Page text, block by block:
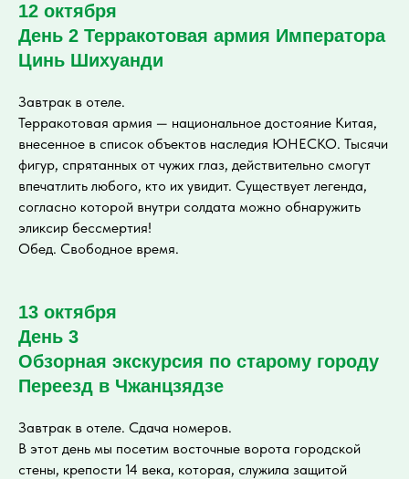
12 октября
День 2 Терракотовая армия Императора
Цинь Шихуанди
Завтрак в отеле.
Терракотовая армия — национальное достояние Китая,
внесенное в список объектов наследия ЮНЕСКО. Тысячи
фигур, спрятанных от чужих глаз, действительно смогут
впечатлить любого, кто их увидит. Существует легенда,
согласно которой внутри солдата можно обнаружить
эликсир бессмертия!
Обед. Свободное время.
13 октября
День 3
Обзорная экскурсия по старому городу
Переезд в Чжанцзядзе
Завтрак в отеле. Сдача номеров.
В этот день мы посетим восточные ворота городской
стены, крепости 14 века, которая, служила защитой